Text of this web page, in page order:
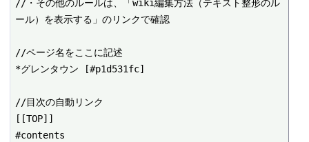
//・その他のルールは、「wiki編集方法（テキスト整形のル
ール）を表示する」のリンクで確認
//ページ名をここに記述
*グレンタウン [#p1d531fc]
//目次の自動リンク
[[TOP]]
#contents